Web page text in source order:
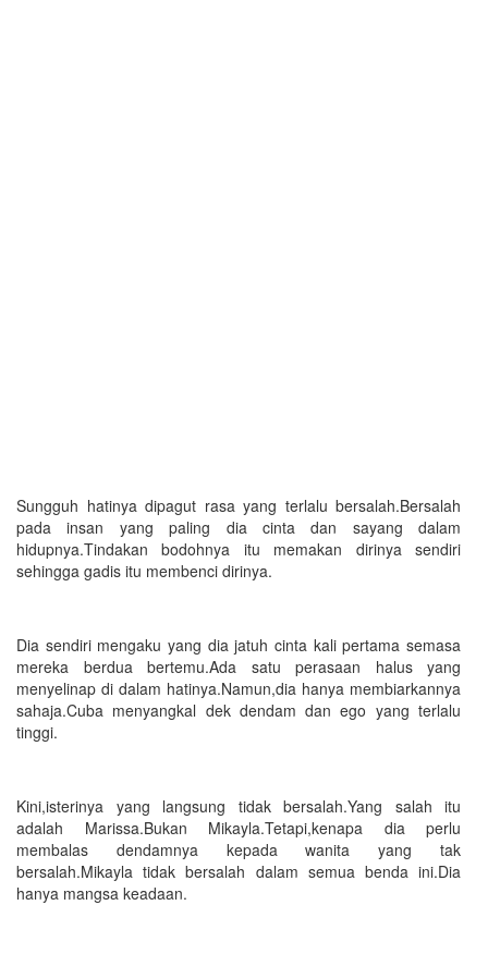
Sungguh hatinya dipagut rasa yang terlalu bersalah.Bersalah
pada insan yang paling dia cinta dan sayang dalam
hidupnya.Tindakan bodohnya itu memakan dirinya sendiri
sehingga gadis itu membenci dirinya.
Dia sendiri mengaku yang dia jatuh cinta kali pertama semasa
mereka berdua bertemu.Ada satu perasaan halus yang
menyelinap di dalam hatinya.Namun,dia hanya membiarkannya
sahaja.Cuba menyangkal dek dendam dan ego yang terlalu
tinggi.
Kini,isterinya yang langsung tidak bersalah.Yang salah itu
adalah Marissa.Bukan Mikayla.Tetapi,kenapa dia perlu
membalas dendamnya kepada wanita yang tak
bersalah.Mikayla tidak bersalah dalam semua benda ini.Dia
hanya mangsa keadaan.